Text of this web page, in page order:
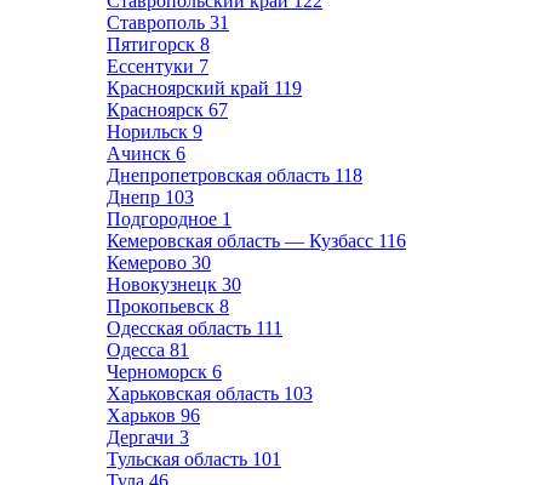
Ставрополь 31
Пятигорск 8
Ессентуки 7
Красноярский край 119
Красноярск 67
Норильск 9
Ачинск 6
Днепропетровская область 118
Днепр 103
Подгородное 1
Кемеровская область — Кузбасс 116
Кемерово 30
Новокузнецк 30
Прокопьевск 8
Одесская область 111
Одесса 81
Черноморск 6
Харьковская область 103
Харьков 96
Дергачи 3
Тульская область 101
Тула 46